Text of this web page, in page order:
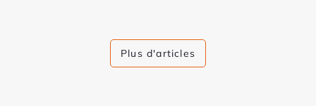
Plus d'articles